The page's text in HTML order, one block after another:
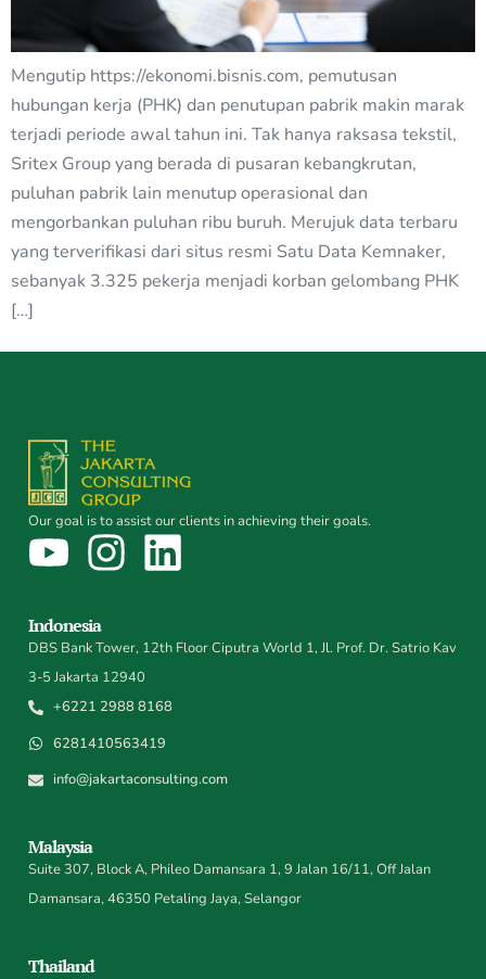
Mengutip https://ekonomi.bisnis.com, pemutusan
hubungan kerja (PHK) dan penutupan pabrik makin marak
terjadi periode awal tahun ini. Tak hanya raksasa tekstil,
Sritex Group yang berada di pusaran kebangkrutan,
puluhan pabrik lain menutup operasional dan
mengorbankan puluhan ribu buruh. Merujuk data terbaru
yang terverifikasi dari situs resmi Satu Data Kemnaker,
sebanyak 3.325 pekerja menjadi korban gelombang PHK
[…]
Our goal is to assist our clients in achieving their goals.
Indonesia
DBS Bank Tower, 12th Floor Ciputra World 1, Jl. Prof. Dr. Satrio Kav
3-5 Jakarta 12940
+6221 2988 8168
6281410563419
info@jakartaconsulting.com
Malaysia
Suite 307, Block A, Phileo Damansara 1, 9 Jalan 16/11, Off Jalan
Damansara, 46350 Petaling Jaya, Selangor
Thailand